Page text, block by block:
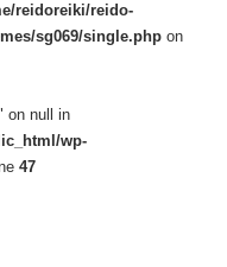
reidoreiki/reido-
sg069/single.php on
on null in
wp-
47